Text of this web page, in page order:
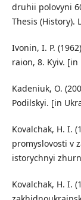
druhii polovyni
Thesis (History).
Ivonin, I. P.
raion, 8. Kyiv.
Kadeniuk, O.
Podilskyi. [in
Kovalchak, H. I.
promyslovosti v
istorychnyi
Kovalchak, H. I.